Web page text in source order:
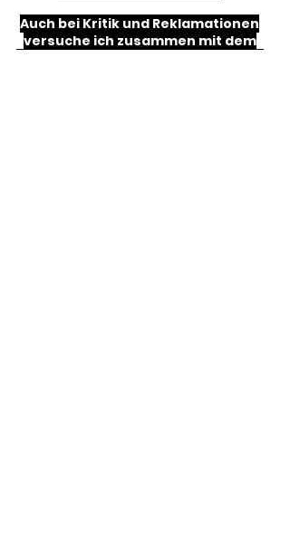
Auch bei Kritik und Reklamationen
versuche ich zusammen mit dem